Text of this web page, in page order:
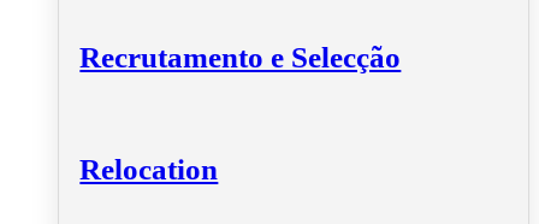
Recrutamento e Selecção
Relocation